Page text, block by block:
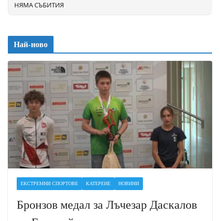
НЯМА СЪБИТИЯ
Най-ново
ЕКСТРЕМНИ СПОРТОВЕ КАТЕРЕНЕ НОВИНИ
Бронзов медал за Лъчезар Даскалов